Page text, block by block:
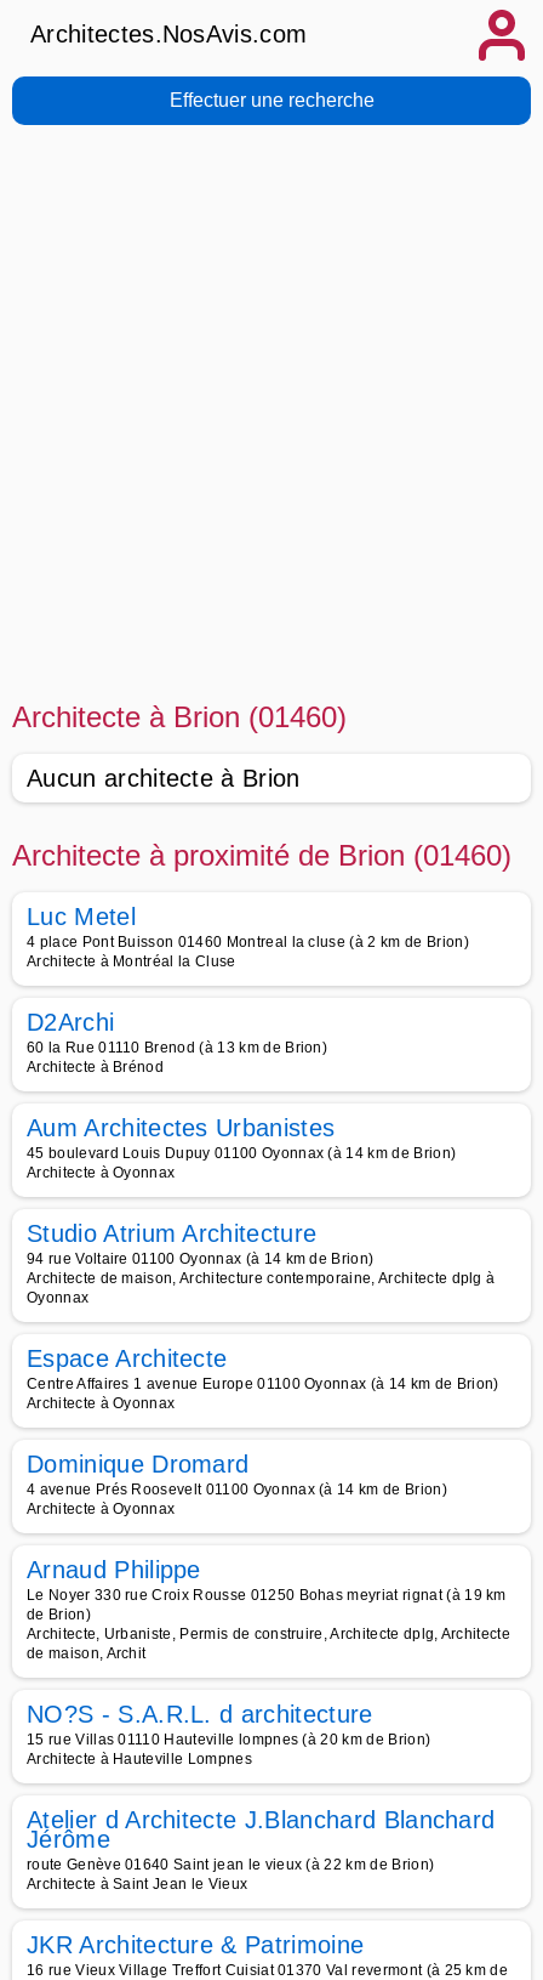
Architectes.NosAvis.com
Effectuer une recherche
Architecte à Brion (01460)
Aucun architecte à Brion
Architecte à proximité de Brion (01460)
Luc Metel
4 place Pont Buisson 01460 Montreal la cluse (à 2 km de Brion)
Architecte à Montréal la Cluse
D2Archi
60 la Rue 01110 Brenod (à 13 km de Brion)
Architecte à Brénod
Aum Architectes Urbanistes
45 boulevard Louis Dupuy 01100 Oyonnax (à 14 km de Brion)
Architecte à Oyonnax
Studio Atrium Architecture
94 rue Voltaire 01100 Oyonnax (à 14 km de Brion)
Architecte de maison, Architecture contemporaine, Architecte dplg à
Oyonnax
Espace Architecte
Centre Affaires 1 avenue Europe 01100 Oyonnax (à 14 km de Brion)
Architecte à Oyonnax
Dominique Dromard
4 avenue Prés Roosevelt 01100 Oyonnax (à 14 km de Brion)
Architecte à Oyonnax
Arnaud Philippe
Le Noyer 330 rue Croix Rousse 01250 Bohas meyriat rignat (à 19 km
de Brion)
Architecte, Urbaniste, Permis de construire, Architecte dplg, Architecte
de maison, Archit
NO?S - S.A.R.L. d architecture
15 rue Villas 01110 Hauteville lompnes (à 20 km de Brion)
Architecte à Hauteville Lompnes
Atelier d Architecte J.Blanchard Blanchard
Jérôme
route Genève 01640 Saint jean le vieux (à 22 km de Brion)
Architecte à Saint Jean le Vieux
JKR Architecture & Patrimoine
16 rue Vieux Village Treffort Cuisiat 01370 Val revermont (à 25 km de